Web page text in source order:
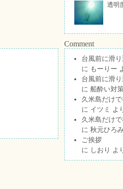
透明
Comment
台風前に滑
に もーりー
台風前に滑
に 船酔い対
久米島だけ
に イツミ
よ
久米島だけ
に 秋元ひろ
ご挨拶
に しおり よ